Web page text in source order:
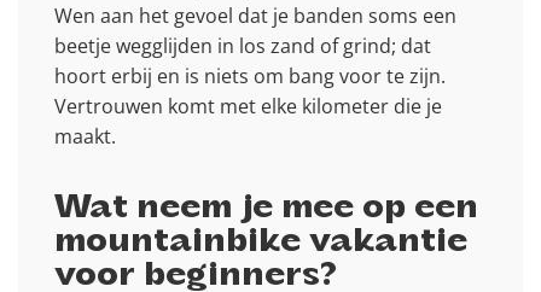
Wen aan het gevoel dat je banden soms een
beetje wegglijden in los zand of grind; dat
hoort erbij en is niets om bang voor te zijn.
Vertrouwen komt met elke kilometer die je
maakt.
Wat neem je mee op een
mountainbike vakantie
voor beginners?